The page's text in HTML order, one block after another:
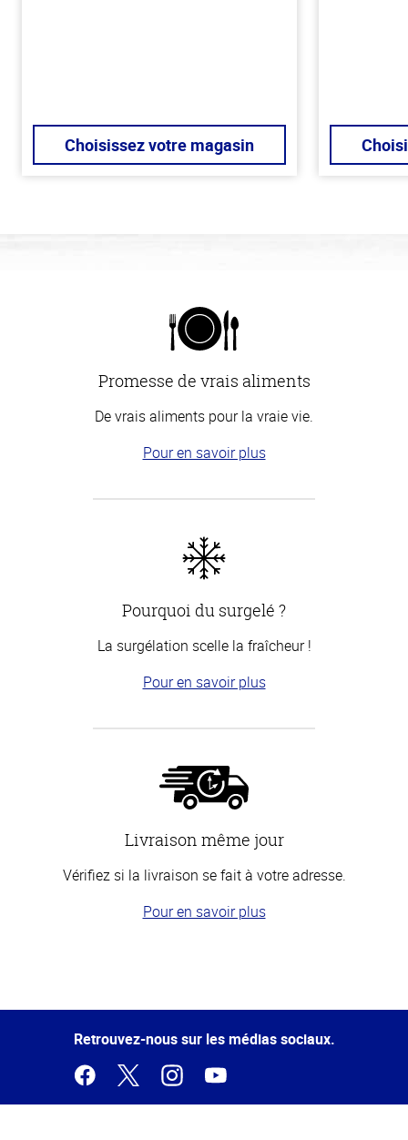
Choisissez votre magasin
Promesse de vrais aliments
De vrais aliments pour la vraie vie.
Pour en savoir plus
Pourquoi du surgelé ?
La surgélation scelle la fraîcheur !
Pour en savoir plus
Livraison même jour
Vérifiez si la livraison se fait à votre adresse.
Pour en savoir plus
de la
Retrouvez-nous sur les médias sociaux.